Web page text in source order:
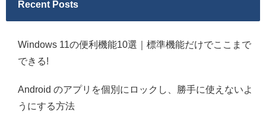
Recent Posts
Windows 11の便利機能10選｜標準機能だけでここまで
できる!
Android のアプリを個別にロックし、勝手に使えないよ
うにする方法